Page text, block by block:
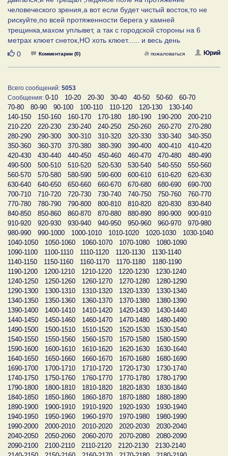
человеческого зрения,а вот если будет чистый восток,то не
рискуйте,по всей протяженности берега у камней
трещинка,махом уплывет, а так с городской стороны на 6
метрах клюет снеток,НО хоть клюет...... и весь день
Нравится
0 Комментарии (0) Юрий
пожаловаться
Всего сообщений: 5053
Сообщения: 0-10 10-20 20-30 30-40 40-50 50-60
60-70
70-80
80-90 90-100 100-110 110-120 120-130
130-140
140-150
150-160 160-170 170-180 180-190 190-200
200-210
210-220
220-230 230-240 240-250 250-260 260-270
270-280
280-290
290-300 300-310 310-320 320-330 330-340
340-350
350-360
360-370 370-380 380-390 390-400 400-410
410-420
420-430
430-440 440-450 450-460 460-470 470-480
480-490
490-500
500-510 510-520 520-530 530-540 540-550
550-560
560-570
570-580 580-590 590-600 600-610 610-620
620-630
630-640
640-650 650-660 660-670 670-680 680-690
690-700
700-710
710-720 720-730 730-740 740-750 750-760
760-770
770-780
780-790 790-800 800-810 810-820 820-830
830-840
840-850
850-860 860-870 870-880 880-890 890-900
900-910
910-920
920-930 930-940 940-950 950-960 960-970
970-980
980-990
990-1000 1000-1010 1010-1020 1020-1030
1030-1040
1040-1050
1050-1060 1060-1070 1070-1080
1080-1090
1090-1100
1100-1110 1110-1120 1120-1130
1130-1140
1140-1150
1150-1160 1160-1170 1170-1180
1180-1190
1190-1200
1200-1210 1210-1220 1220-1230
1230-1240
1240-1250
1250-1260 1260-1270 1270-1280
1280-1290
1290-1300
1300-1310 1310-1320 1320-1330
1330-1340
1340-1350
1350-1360 1360-1370 1370-1380
1380-1390
1390-1400
1400-1410 1410-1420 1420-1430
1430-1440
1440-1450
1450-1460 1460-1470 1470-1480
1480-1490
1490-1500
1500-1510 1510-1520 1520-1530
1530-1540
1540-1550
1550-1560 1560-1570 1570-1580
1580-1590
1590-1600
1600-1610 1610-1620 1620-1630
1630-1640
1640-1650
1650-1660 1660-1670 1670-1680
1680-1690
1690-1700
1700-1710 1710-1720 1720-1730
1730-1740
1740-1750
1750-1760 1760-1770 1770-1780
1780-1790
1790-1800
1800-1810 1810-1820 1820-1830
1830-1840
1840-1850
1850-1860 1860-1870 1870-1880
1880-1890
1890-1900
1900-1910 1910-1920 1920-1930
1930-1940
1940-1950
1950-1960 1960-1970 1970-1980
1980-1990
1990-2000
2000-2010 2010-2020 2020-2030
2030-2040
2040-2050
2050-2060 2060-2070 2070-2080
2080-2090
2090-2100
2100-2110 2110-2120 2120-2130
2130-2140